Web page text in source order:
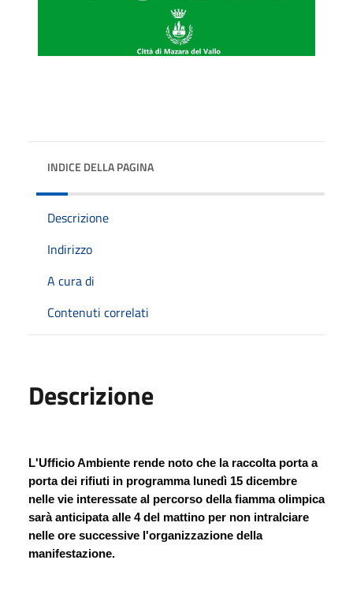
INDICE DELLA PAGINA
Descrizione
Indirizzo
A cura di
Contenuti correlati
Descrizione
L'Ufficio Ambiente rende noto che la raccolta porta a
porta dei rifiuti in programma lunedì 15 dicembre
nelle vie interessate al percorso della fiamma olimpica
sarà anticipata alle 4 del mattino per non intralciare
nelle ore successive l'organizzazione della
manifestazione.